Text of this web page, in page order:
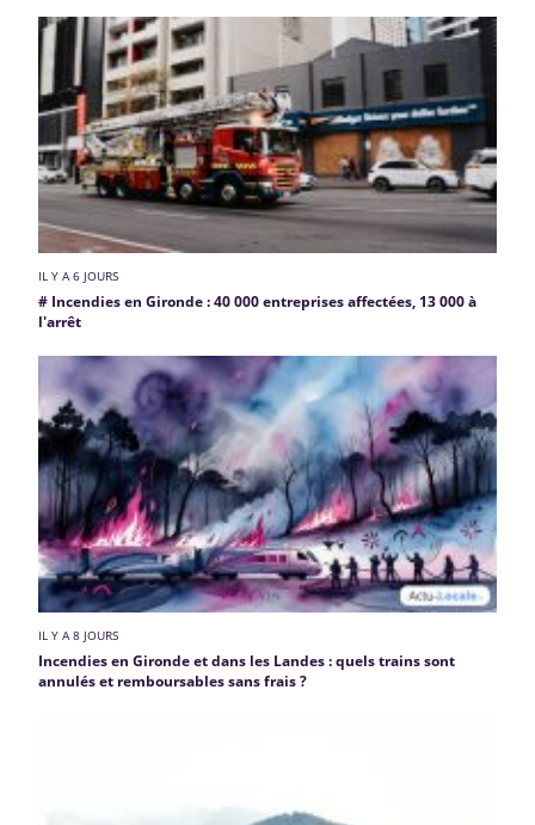
IL Y A 6 JOURS
# Incendies en Gironde : 40 000 entreprises affectées, 13 000 à
l'arrêt
IL Y A 8 JOURS
Incendies en Gironde et dans les Landes : quels trains sont
annulés et remboursables sans frais ?